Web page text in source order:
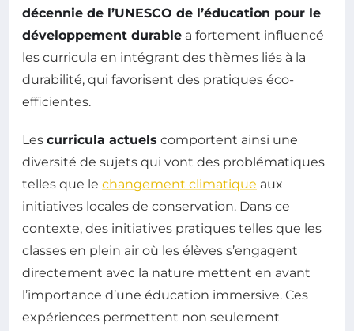
décennie de l’UNESCO de l’éducation pour le
développement durable a fortement influencé
les curricula en intégrant des thèmes liés à la
durabilité, qui favorisent des pratiques éco-
efficientes.
Les curricula actuels comportent ainsi une
diversité de sujets qui vont des problématiques
telles que le changement climatique aux
initiatives locales de conservation. Dans ce
contexte, des initiatives pratiques telles que les
classes en plein air où les élèves s’engagent
directement avec la nature mettent en avant
l’importance d’une éducation immersive. Ces
expériences permettent non seulement